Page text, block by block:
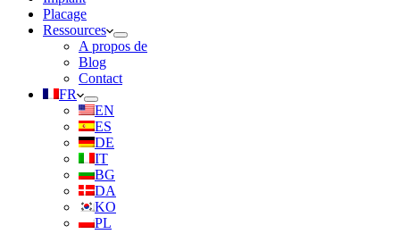
Placage
Ressources
A propos de
Blog
Contact
FR
EN
ES
DE
IT
BG
DA
KO
PL